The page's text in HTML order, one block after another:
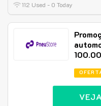
112 Used - 0 Today
100.00